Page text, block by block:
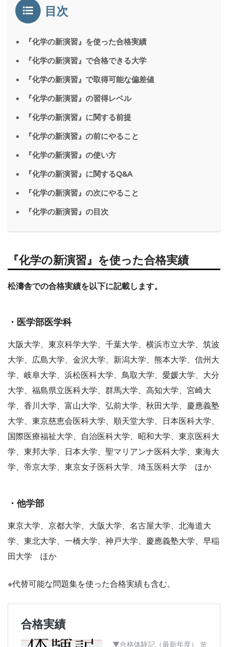
目次
『化学の新演習』を使った合格実績
『化学の新演習』で合格できる大学
『化学の新演習』で取得可能な偏差値
『化学の新演習』の習得レベル
『化学の新演習』に関する前提
『化学の新演習』の前にやること
『化学の新演習』の使い方
『化学の新演習』に関するQ&A
『化学の新演習』の次にやること
『化学の新演習』の目次
『化学の新演習』を使った合格実績
松濤舎での合格実績を以下に記載します。
・医学部医学科
大阪大学、東京科学大学、千葉大学、横浜市立大学、筑波
大学、広島大学、金沢大学、新潟大学、熊本大学、信州大
学、岐阜大学、浜松医科大学、鳥取大学、愛媛大学、大分
大学、福島県立医科大学、群馬大学、高知大学、宮崎大
学、香川大学、富山大学、弘前大学、秋田大学、慶應義塾
大学、東京慈恵会医科大学、順天堂大学、日本医科大学、
国際医療福祉大学、自治医科大学、昭和大学、東京医科大
学、東邦大学、日本大学、聖マリアンナ医科大学、東海大
学、帝京大学、東京女子医科大学、埼玉医科大学 ほか
・他学部
東京大学、京都大学、大阪大学、名古屋大学、北海道大
学、東北大学、一橋大学、神戸大学、慶應義塾大学、早稲
田大学 ほか
※代替可能な問題集を使った合格実績も含む。